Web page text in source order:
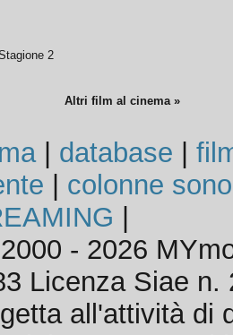
2
Altri film al cinema »
| database
colonne
- 2026
Licenza Siae n.
all'attività di